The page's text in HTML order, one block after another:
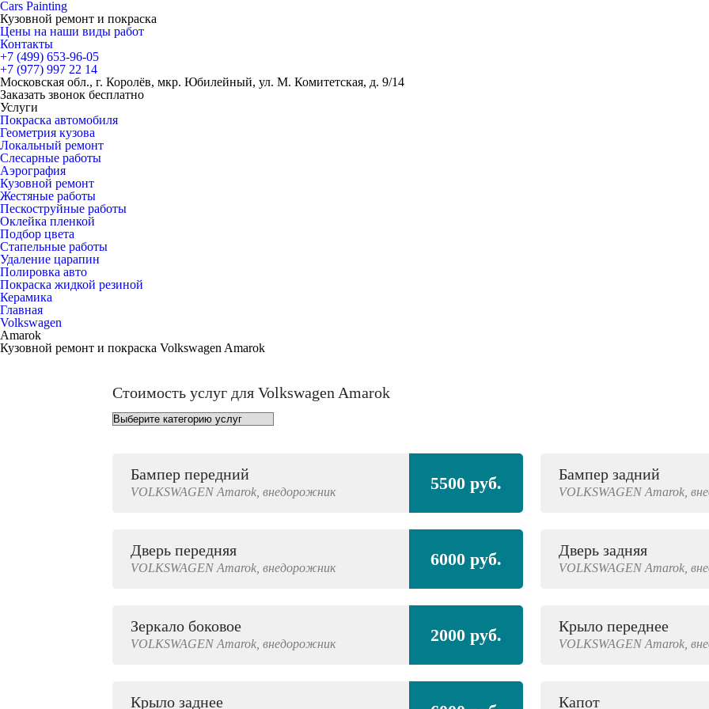
Cars Painting
Кузовной ремонт и покраска
Цены на наши виды работ
Контакты
+7 (499) 653-96-05
+7 (977) 997 22 14
Московская обл., г. Королёв, мкр. Юбилейный, ул. М. Комитетская, д. 9/14
Заказать звонок бесплатно
Услуги
Покраска автомобиля
Геометрия кузова
Локальный ремонт
Слесарные работы
Аэрография
Кузовной ремонт
Жестяные работы
Пескоструйные работы
Оклейка пленкой
Подбор цвета
Стапельные работы
Удаление царапин
Полировка авто
Покраска жидкой резиной
Керамика
Главная
Volkswagen
Amarok
Кузовной ремонт и покраска Volkswagen Amarok
Стоимость услуг для Volkswagen Amarok
Бампер передний
VOLKSWAGEN Amarok, внедорожник 5500 руб. Бампер задний
VOLKSWAGEN Amarok,
Дверь передняя
VOLKSWAGEN Amarok, внедорожник 6000 руб. Дверь задняя
VOLKSWAGEN Amarok,
Зеркало боковое
VOLKSWAGEN Amarok, внедорожник 2000 руб. Крыло переднее
VOLKSWAGEN Amarok,
Крыло заднее Капот